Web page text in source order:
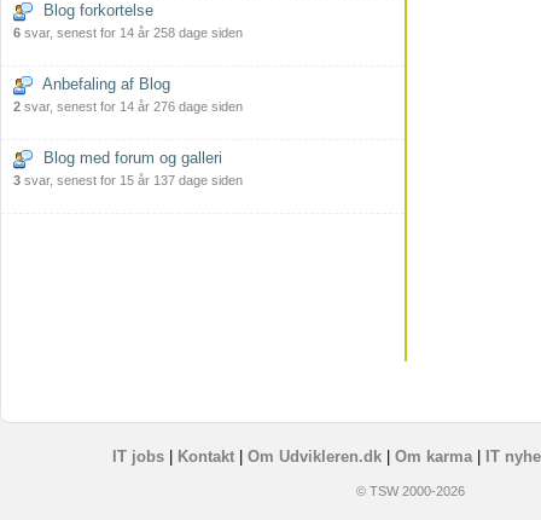
Blog forkortelse
6 svar, senest for 14 år 258 dage siden
Anbefaling af Blog
2 svar, senest for 14 år 276 dage siden
Blog med forum og galleri
3 svar, senest for 15 år 137 dage siden
IT jobs| Kontakt| Om Udvikleren.dk| Om karma| IT
© TSW 2000-2026